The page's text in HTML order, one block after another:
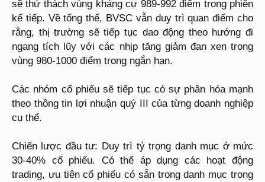
sẽ thử thách vùng kháng cự 989-992 điểm trong phiên
kế tiếp. Về tổng thể, BVSC vẫn duy trì quan điểm cho
rằng, thị trường sẽ tiếp tục dao động theo hướng đi
ngang tích lũy với các nhịp tăng giảm đan xen trong
vùng 980-1000 điểm trong ngắn hạn.
Các nhóm cổ phiếu sẽ tiếp tục có sự phân hóa mạnh
theo thông tin lợi nhuận quý III của từng doanh nghiệp
cụ thể.
Chiến lược đầu tư: Duy trì tỷ trọng danh mục ở mức
30-40% cổ phiếu. Có thể áp dụng các hoạt động
trading, ưu tiên cổ phiếu có sẵn trong danh mục trong